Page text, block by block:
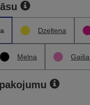
Dzeltena
Melna